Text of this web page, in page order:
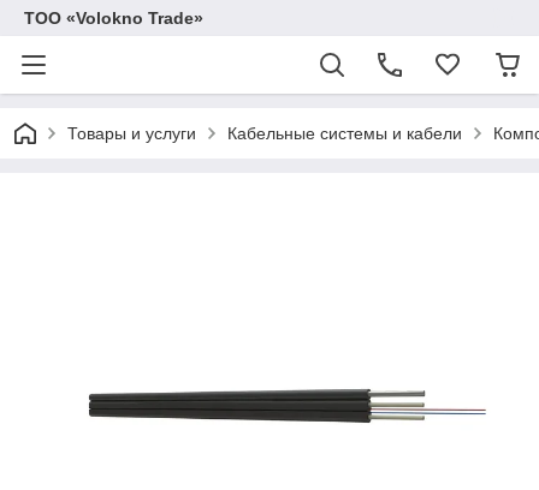
ТОО «Volokno Trade»
Товары и услуги Кабельные системы и кабели